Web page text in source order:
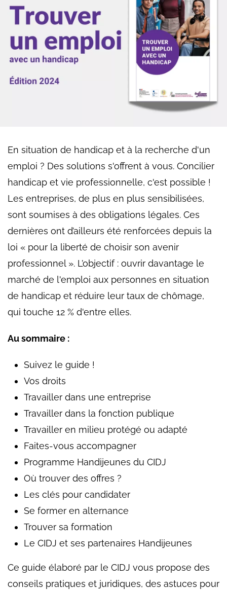
En situation de handicap et à la recherche d'un
emploi ? Des solutions s'offrent à vous. Concilier
handicap et vie professionnelle, c'est possible !
Les entreprises, de plus en plus sensibilisées,
sont soumises à des obligations légales. Ces
dernières ont d’ailleurs été renforcées depuis la
loi « pour la liberté de choisir son avenir
professionnel ». L’objectif : ouvrir davantage le
marché de l'emploi aux personnes en situation
de handicap et réduire leur taux de chômage,
qui touche 12 % d'entre elles.
Au sommaire :
Suivez le guide !
Vos droits
Travailler dans une entreprise
Travailler dans la fonction publique
Travailler en milieu protégé ou adapté
Faites-vous accompagner
Programme Handijeunes du CIDJ
Où trouver des offres ?
Les clés pour candidater
Se former en alternance
Trouver sa formation
Le CIDJ et ses partenaires Handijeunes
Ce guide élaboré par le CIDJ vous propose des
conseils pratiques et juridiques, des astuces pour